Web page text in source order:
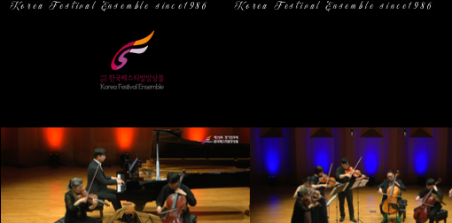
  Korea Festival Ensemble since1986